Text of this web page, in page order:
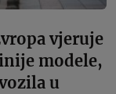
vjeruje
modele,
u